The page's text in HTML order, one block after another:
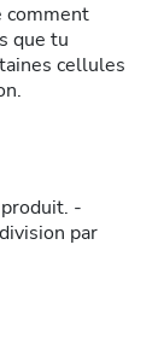
comment
que tu
cellules
-
par